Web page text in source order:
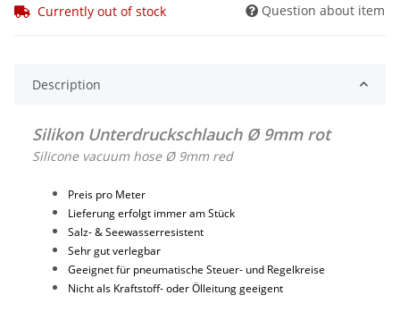
Currently out of stock Question about item
Description
Silikon Unterdruckschlauch Ø 9mm rot
Silicone vacuum hose Ø 9mm red
Preis pro Meter
Lieferung erfolgt immer am Stück
Salz- & Seewasserresistent
Sehr gut verlegbar
Geeignet für pneumatische Steuer- und Regelkreise
Nicht als Kraftstoff- oder Ölleitung geeigent